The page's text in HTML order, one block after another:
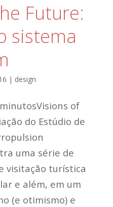
Future:
sistema
| design
of
do Estúdio de
uma série de
visitação turística
e além, em um
(e otimismo) e